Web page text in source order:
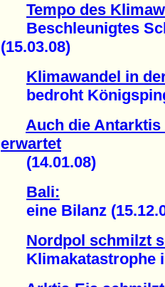
Tempo des
Beschleunigtes
(15.03.08)
Klimawandel in
bedroht
Auch die
erwartet
(14.01.08)
Bali:
eine Bilanz
Nordpol schmilzt
Klimakatastrophe